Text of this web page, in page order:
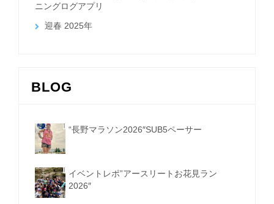
ニングログアプリ
迎春 2025年
BLOG
“長野マラソン2026″SUB5ペーサー
イベントレポ”アースリートお花見ラン
2026″